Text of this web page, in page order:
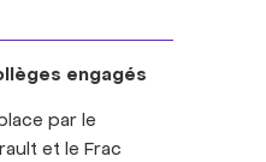
engagés
par le
et le Frac